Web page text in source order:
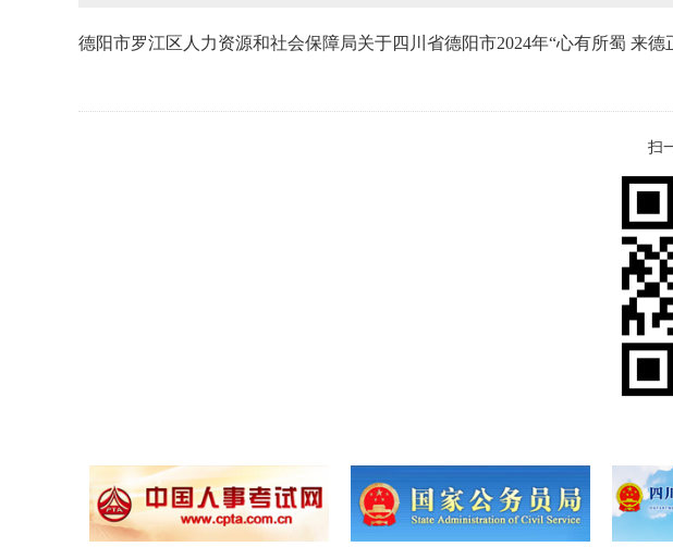
德阳市罗江区人力资源和社会保障局关于四川省德阳市2024年“心有所蜀 来
扫